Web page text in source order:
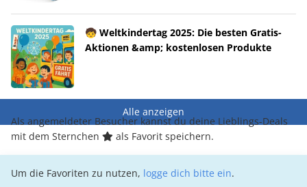
🧒 Weltkindertag 2025: Die besten Gratis-
Aktionen &amp; kostenlosen Produkte
Alle anzeigen
Als angemeldeter Besucher kannst du deine Lieblings-Deals
mit dem Sternchen
als Favorit speichern.
Um die Favoriten zu nutzen, logge dich bitte ein.